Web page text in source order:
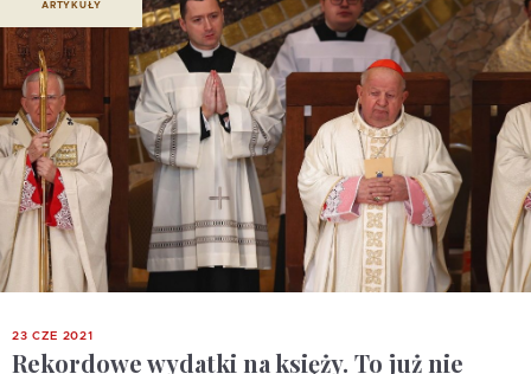
ARTYKUŁY
23 CZE 2021
Rekordowe wydatki na księży. To już nie